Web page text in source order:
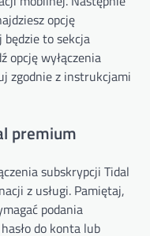
opcję
będzie to sekcja
opcję wyłączenia
zgodnie z instrukcjami
premium
subskrypcji Tidal
z usługi. Pamiętaj,
podania
do konta lub